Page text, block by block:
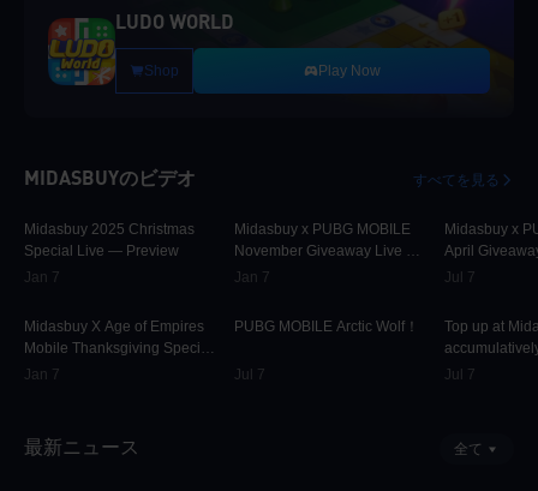
LUDO WORLD
Shop Play Now
MIDASBUYのビデオ すべてを見る
Midasbuy 2025 Christmas
Special Live — Preview
Jan 7
Midasbuy X Age of Empires
Mobile Thanksgiving Special
Live — Preview Now!
Jan 7
Midasbuy x PUBG MOBILE
November Giveaway Live —
Preview Now!
Jan 7
PUBG MOBILE Arctic Wolf！
Jul 7
Midasbuy x
April
Preview
Jul 7
Top up at
PUBG
Jul 7
最新ニュース 全て